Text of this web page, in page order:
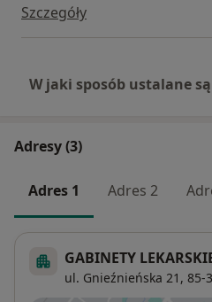
Szczegóły
W jaki sposób ustalane
Adresy (3)
Adres 1 Adres 2
GABINETY
ul. Gnieźnieńska 21, 85-